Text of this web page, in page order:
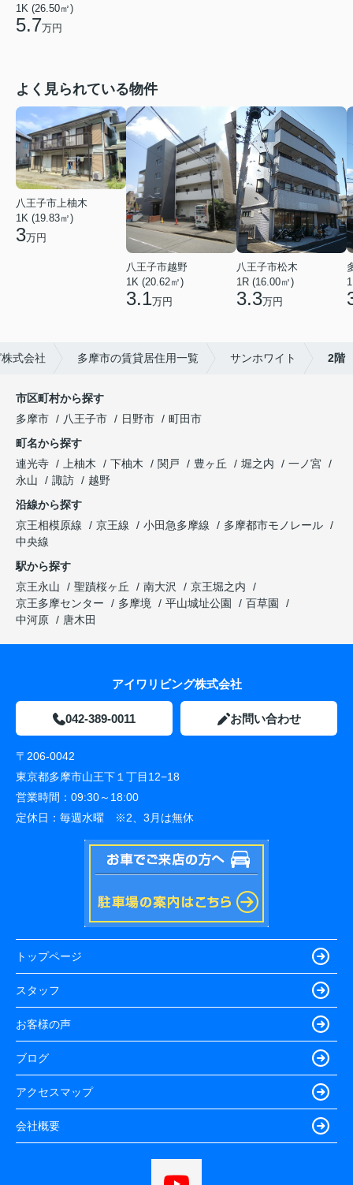
1K (26.50㎡)
5.7万円
よく見られている物件
八王子市上柚木
1K (19.83㎡)
3万円
八王子市越野
1K (20.62㎡)
3.1万円
八王子市松木
1R (16.00㎡)
3.3万円
式会社 多摩市の賃貸居住用一覧 サンホワイト 2階
市区町村から探す
多摩市
八王子市 日野市
町田市
町名から探す
連光寺
上柚木 下柚木 関戸 豊ヶ丘 堀之内
一ノ宮
永山
諏訪
越野
沿線から探す
京王相模原線
京王線 小田急多摩線
多摩都市モノレール
中央線
駅から探す
京王永山
聖蹟桜ヶ丘 南大沢
京王堀之内
京王多摩センター
多摩境 平山城址公園
百草園
中河原
唐木田
アイワリビング株式会社
042-389-0011 お問い合わせ
〒206-0042
東京都多摩市山王下１丁目12−18
営業時間： 09:30～18:00
定休日： 毎週水曜 ※2、3月は無休
トップページ
スタッフ
お客様の声
ブログ
アクセスマップ
会社概要